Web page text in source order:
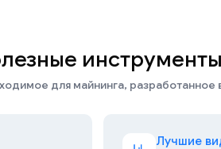
инструменты
для майнинга, разработанное
Лучшие